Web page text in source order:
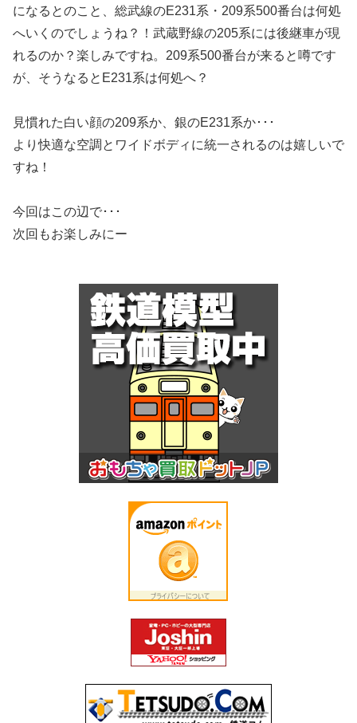
になるとのこと、総武線のE231系・209系500番台は何処
へいくのでしょうね？！武蔵野線の205系には後継車が現
れるのか？楽しみですね。209系500番台が来ると噂です
が、そうなるとE231系は何処へ？
見慣れた白い顔の209系か、銀のE231系か･･･
より快適な空調とワイドボディに統一されるのは嬉しいで
すね！
今回はこの辺で･･･
次回もお楽しみにー